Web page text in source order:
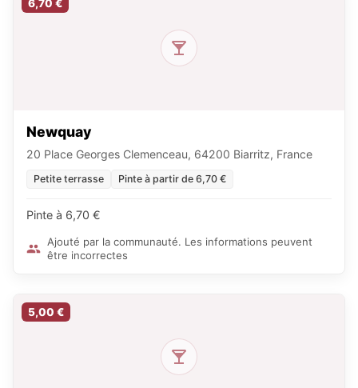
6,70 €
Newquay
20 Place Georges Clemenceau, 64200 Biarritz, France
Petite terrasse Pinte à partir de 6,70 €
Pinte à 6,70 €
Ajouté par la communauté. Les informations peuvent
être incorrectes
5,00 €